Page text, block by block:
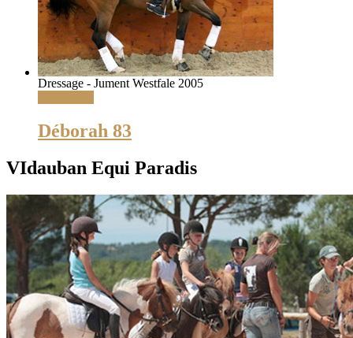
Dressage - Jument Westfale 2005
Déborah 83
VIdauban Equi Paradis